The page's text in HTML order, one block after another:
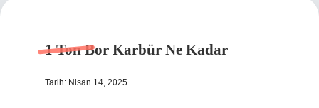
1 Ton Bor Karbür Ne Kadar
Tarih: Nisan 14, 2025